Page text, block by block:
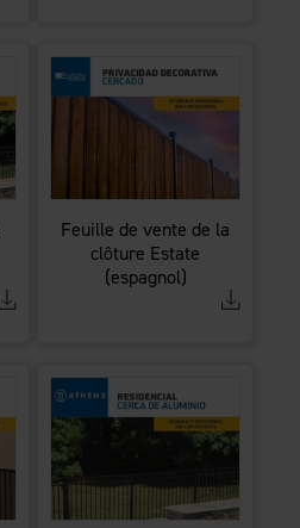
Feuille de vente de la
clôture Estate
(espagnol)